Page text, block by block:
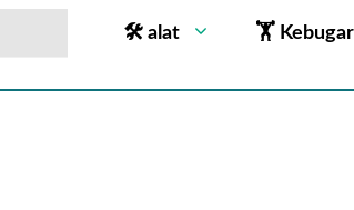
🛠 alat 🏋